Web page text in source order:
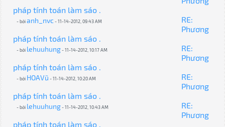
pháp tính toán làm sáo .
- bởianh_nvc- 11-14-2012, 09:43 AM
RE:
Phương
pháp tính toán làm sáo .
- bởi lehuuhung- 11-14-2012, 10:17 AM
RE:
Phương
pháp tính toán làm sáo .
- bởi HOAVũ - 11-14-2012, 10:20 AM
RE:
Phương
pháp tính toán làm sáo .
- bởi lehuuhung- 11-14-2012, 10:43 AM
RE:
Phương
pháp tính toán làm sáo .